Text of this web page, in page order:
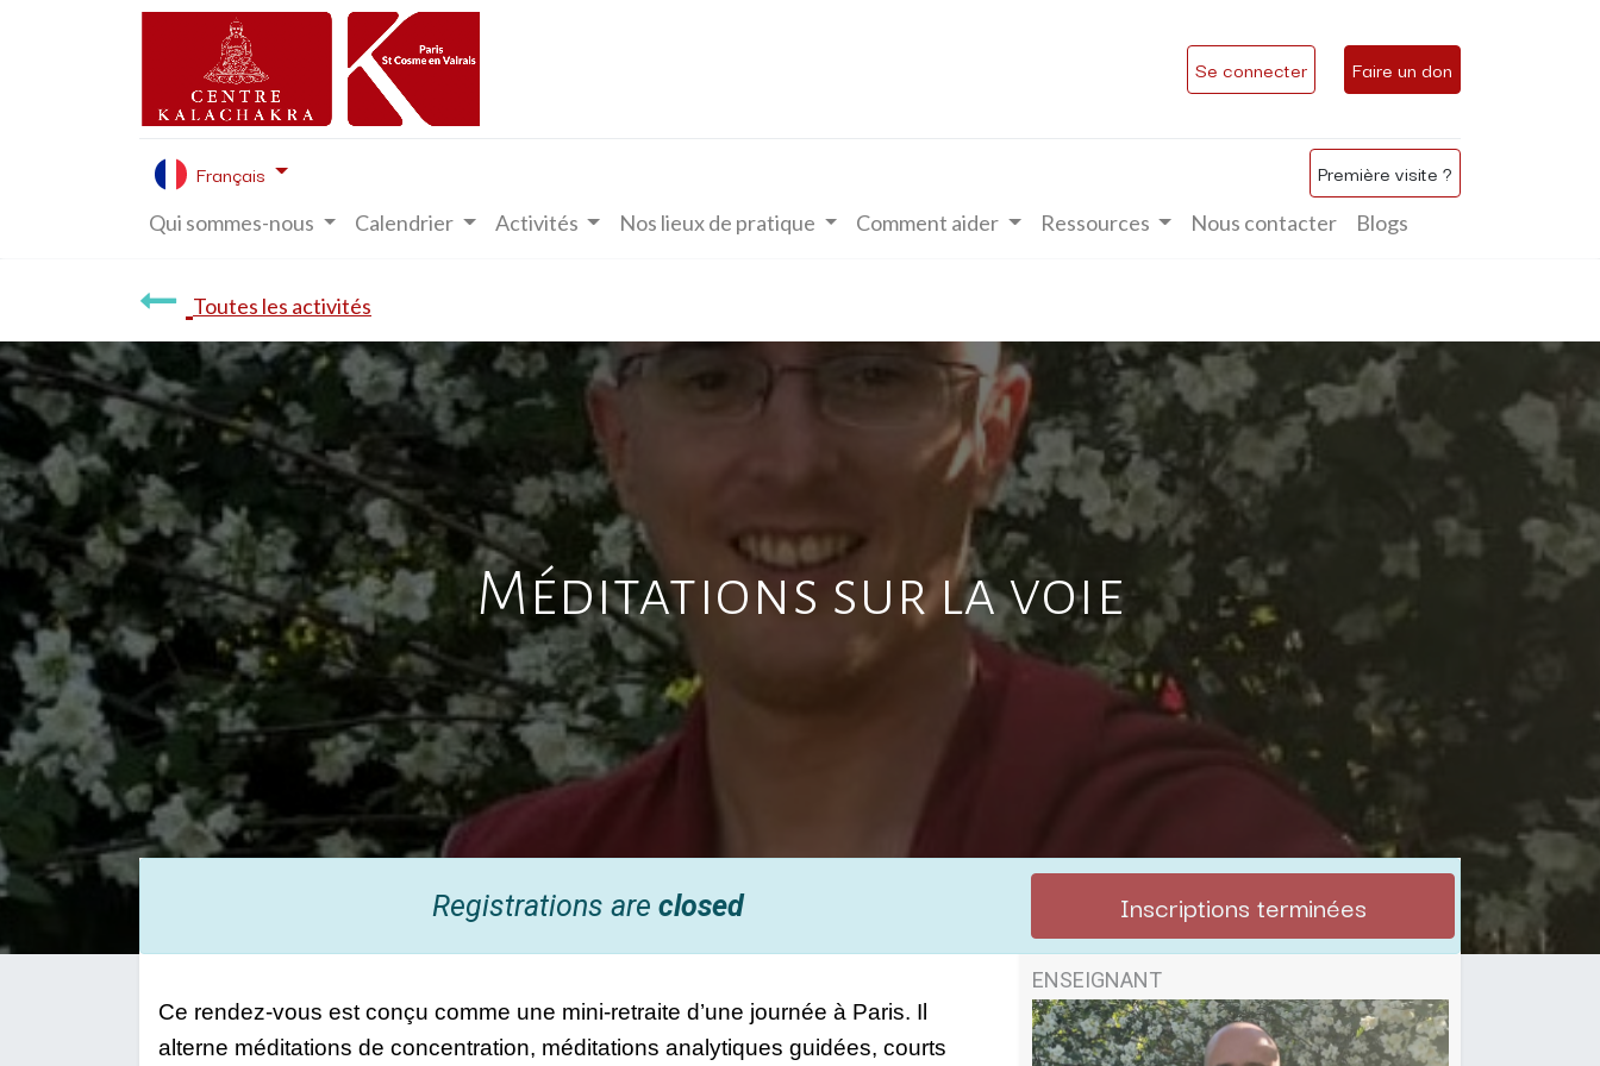
Se connecter Faire un don
Français Première visite ?
Qui sommes-nous Calendrier Activités Nos lieux de pratique Comment aider Ressources Nous contacter Blogs
Toutes les activités
Méditations sur la voie
Registrations are closed Inscriptions terminées
Ce rendez-vous est conçu comme une mini-retraite d’une journée à Paris. Il
alterne méditations de concentration, méditations analytiques guidées, courts
ENSEIGNANT